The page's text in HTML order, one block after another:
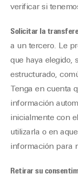
verificar si
Solicitar la
a un tercero. Le
que haya elegido,
estructurado,
Tenga en cuenta
información
inicialmente con
utilizarla o en
información para
Retirar su